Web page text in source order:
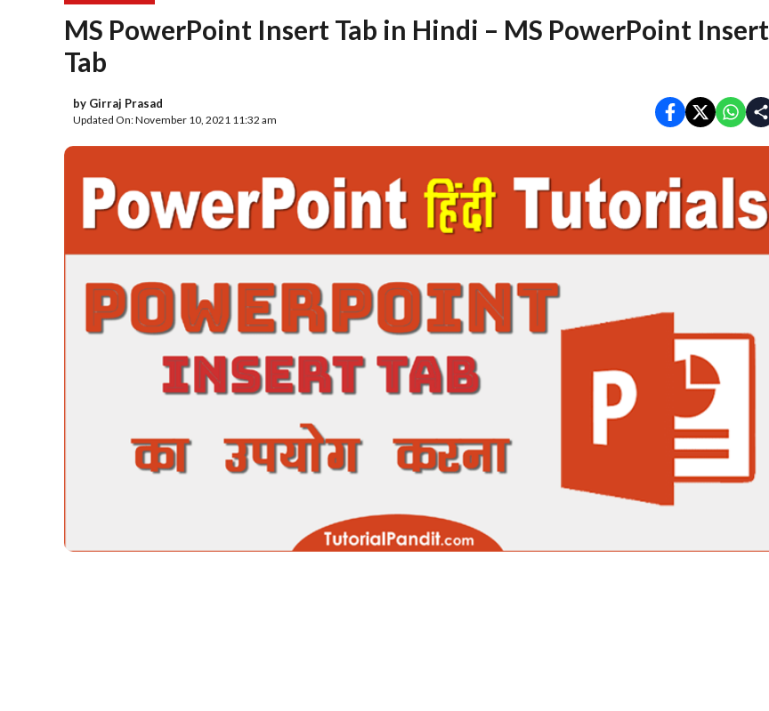
MS PowerPoint Insert Tab in Hindi – MS PowerPoint Insert
Tab
by Girraj Prasad
Updated On: November 10, 2021 11:32 am